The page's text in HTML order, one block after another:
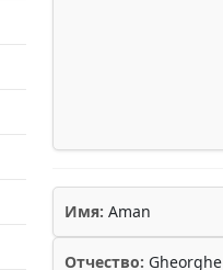
Имя: Aman
Отчество: Gheorghe